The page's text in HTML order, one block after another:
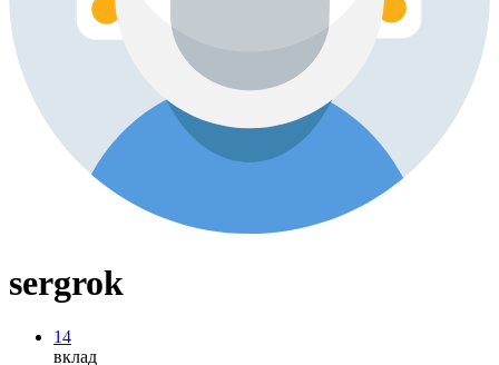
sergrok
14
вклад